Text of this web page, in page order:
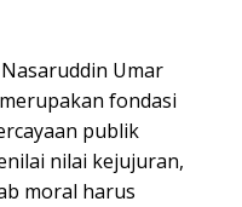
Umar
fondasi
publik
nilai kejujuran,
moral harus